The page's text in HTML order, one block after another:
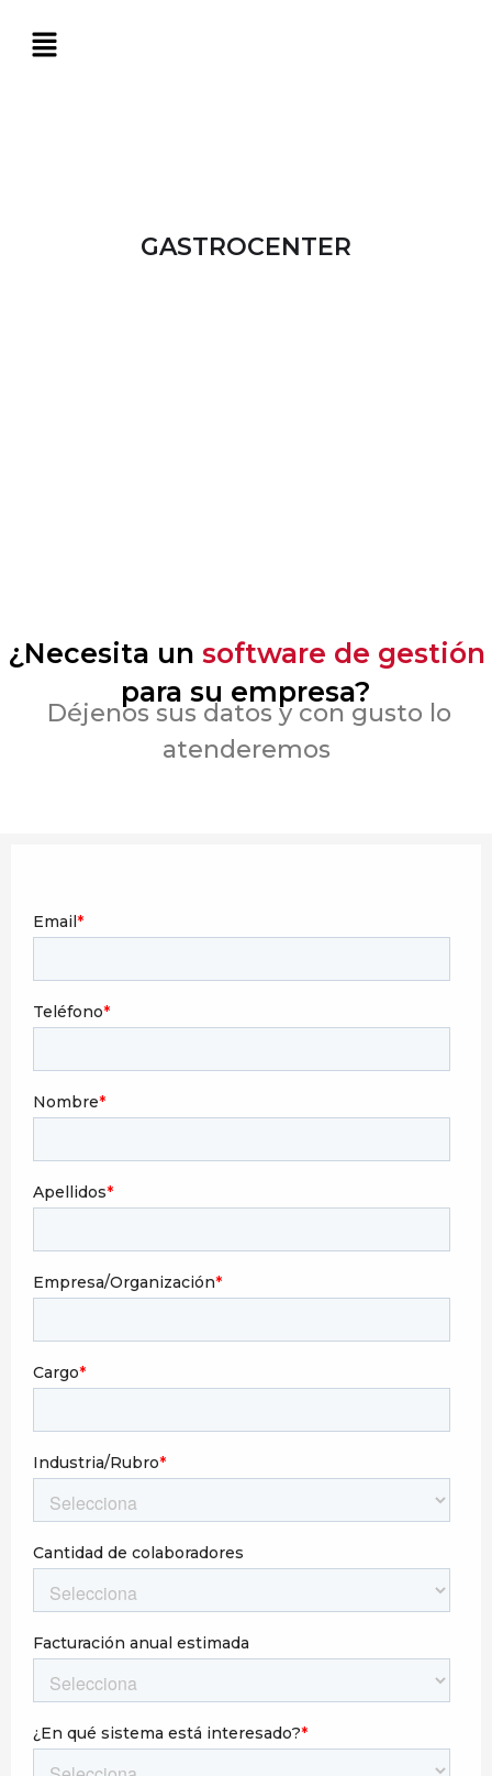
GASTROCENTER
¿Necesita un software de gestión
para su empresa?
Déjenos sus datos y con gusto lo
atenderemos